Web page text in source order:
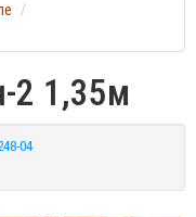
2 1,35м
04